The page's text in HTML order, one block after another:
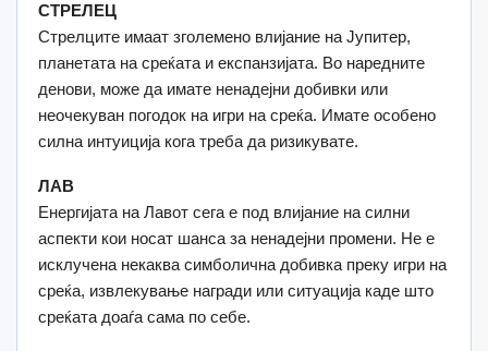
СТРЕЛЕЦ
Стрелците имаат зголемено влијание на Јупитер,
планетата на среќата и експанзијата. Во наредните
денови, може да имате ненадејни добивки или
неочекуван погодок на игри на среќа. Имате особено
силна интуиција кога треба да ризикувате.
ЛАВ
Енергијата на Лавот сега е под влијание на силни
аспекти кои носат шанса за ненадејни промени. Не е
исклучена некаква симболична добивка преку игри на
среќа, извлекување награди или ситуација каде што
среќата доаѓа сама по себе.